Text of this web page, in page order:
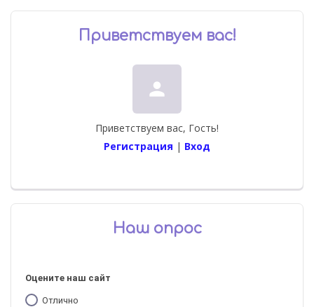
Приветствуем вас!
person
Приветствуем вас, Гость!
Регистрация | Вход
Наш опрос
Оцените наш сайт
Отлично